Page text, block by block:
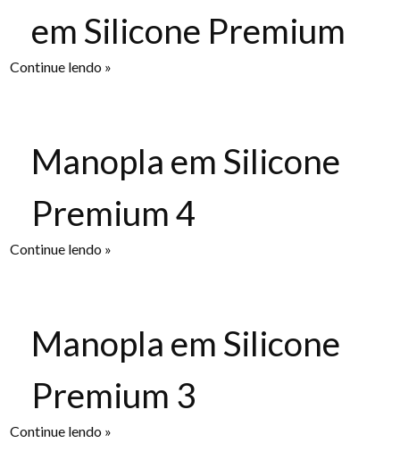
em Silicone Premium
Continue lendo »
Manopla em Silicone
Premium 4
Continue lendo »
Manopla em Silicone
Premium 3
Continue lendo »